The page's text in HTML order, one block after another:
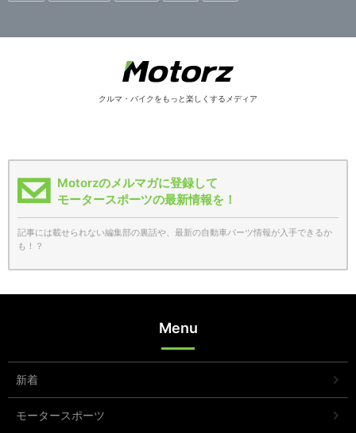
クルマ・バイクをもっと楽しくするメディア
Motorzのメルマガに登録して
モータースポーツの最新情報を！
記事には載せられない編集部の裏話や、最新の自動車パーツ情報が入手できるか
も！？
Menu
新着
モータースポーツ